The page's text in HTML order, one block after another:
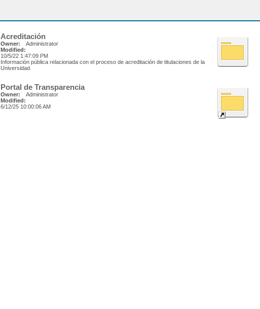
Acreditación
Owner:
Administrator
Modified:
10/5/22 1:47:09 PM
Información pública relacionada con el proceso de acreditación de titulaciones de la
Universidad.
Portal de Transparencia
Owner:
Administrator
Modified:
6/12/25 10:00:06 AM